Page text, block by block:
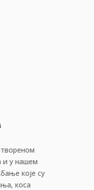
и у нашем
које су
коса